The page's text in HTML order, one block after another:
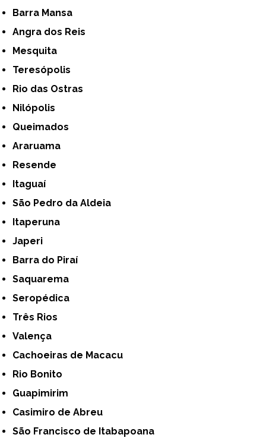
Barra Mansa
Angra dos Reis
Mesquita
Teresópolis
Rio das Ostras
Nilópolis
Queimados
Araruama
Resende
Itaguaí
São Pedro da Aldeia
Itaperuna
Japeri
Barra do Piraí
Saquarema
Seropédica
Três Rios
Valença
Cachoeiras de Macacu
Rio Bonito
Guapimirim
Casimiro de Abreu
São Francisco de Itabapoana